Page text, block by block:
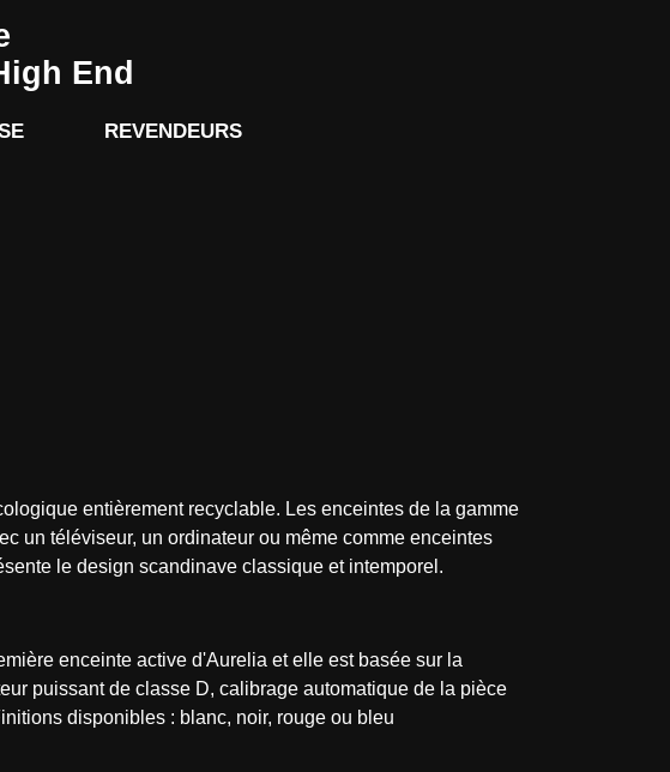
End
REVENDEURS
entièrement recyclable. Les enceintes de la gamme
un téléviseur, un ordinateur ou même comme enceintes
le design scandinave classique et intemporel.
enceinte active d'Aurelia et elle est basée sur la
puissant de classe D, calibrage automatique de la pièce
disponibles : blanc, noir, rouge ou bleu